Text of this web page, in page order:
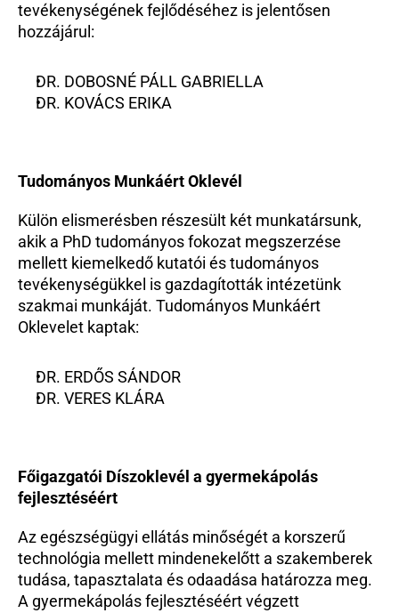
tevékenységének fejlődéséhez is jelentősen
hozzájárul:
DR. DOBOSNÉ PÁLL GABRIELLA
DR. KOVÁCS ERIKA
Tudományos Munkáért Oklevél
Külön elismerésben részesült két munkatársunk,
akik a PhD tudományos fokozat megszerzése
mellett kiemelkedő kutatói és tudományos
tevékenységükkel is gazdagították intézetünk
szakmai munkáját. Tudományos Munkáért
Oklevelet kaptak:
DR. ERDŐS SÁNDOR
DR. VERES KLÁRA
Főigazgatói Díszoklevél a gyermekápolás
fejlesztéséért
Az egészségügyi ellátás minőségét a korszerű
technológia mellett mindenekelőtt a szakemberek
tudása, tapasztalata és odaadása határozza meg.
A gyermekápolás fejlesztéséért végzett